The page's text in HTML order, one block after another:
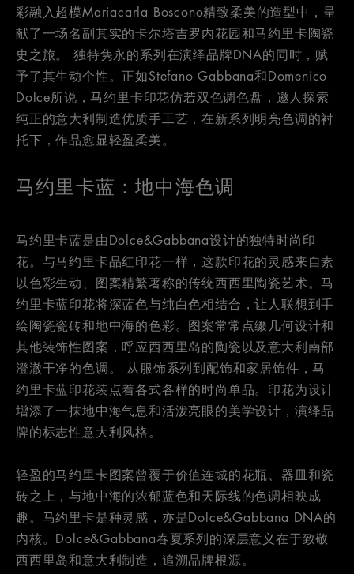
彩融入超模Mariacarla Boscono精致柔美的造型中，呈
献了一场名副其实的卡尔塔吉罗内花园和马约里卡陶瓷
史之旅。 独特隽永的系列在演绎品牌DNA的同时，赋
予了其生动个性。正如Stefano Gabbana和Domenico
Dolce所说，马约里卡印花仿若双色调色盘，邀人探索
纯正的意大利制造优质手工艺，在新系列明亮色调的衬
托下，作品愈显轻盈柔美。
马约里卡蓝：地中海色调
马约里卡蓝是由Dolce&Gabbana设计的独特时尚印
花。与马约里卡品红印花一样，这款印花的灵感来自素
以色彩生动、图案精繁著称的传统西西里陶瓷艺术。马
约里卡蓝印花将深蓝色与纯白色相结合，让人联想到手
绘陶瓷瓷砖和地中海的色彩。图案常常点缀几何设计和
其他装饰性图案，呼应西西里岛的陶瓷以及意大利南部
澄澈干净的色调。 从服饰系列到配饰和家居饰件，马
约里卡蓝印花装点着各式各样的时尚单品。印花为设计
增添了一抹地中海气息和活泼亮眼的美学设计，演绎品
牌的标志性意大利风格。
轻盈的马约里卡图案曾覆于价值连城的花瓶、器皿和瓷
砖之上，与地中海的浓郁蓝色和天际线的色调相映成
趣。马约里卡是种灵感，亦是Dolce&Gabbana DNA的
内核。Dolce&Gabbana春夏系列的深层意义在于致敬
西西里岛和意大利制造，追溯品牌根源。